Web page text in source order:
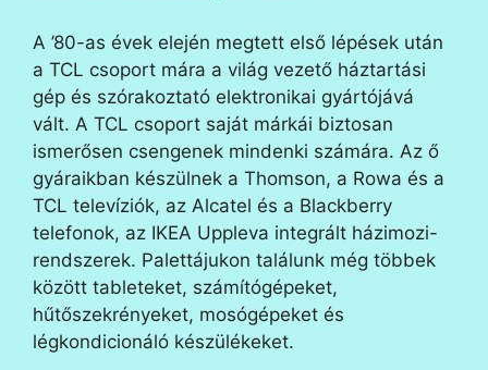
A ’80-as évek elején megtett első lépések után
a TCL csoport mára a világ vezető háztartási
gép és szórakoztató elektronikai gyártójává
vált. A TCL csoport saját márkái biztosan
ismerősen csengenek mindenki számára. Az ő
gyáraikban készülnek a Thomson, a Rowa és a
TCL televíziók, az Alcatel és a Blackberry
telefonok, az IKEA Uppleva integrált házimozi-
rendszerek. Palettájukon találunk még többek
között tableteket, számítógépeket,
hűtőszekrényeket, mosógépeket és
légkondicionáló készülékeket.